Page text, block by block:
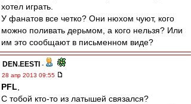
хотел играть.
У фанатов все четко? Они нюхом чуют, кого
можно поливать дерьмом, а кого нельзя? Или
им это сообщают в письменном виде?
DEN.EESTI -
28 апр 2013 09:55
PFL
С тобой кто-то из латышей связался?